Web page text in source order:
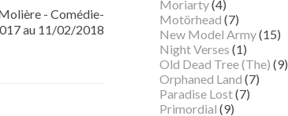
- Comédie-
au 11/02/2018
Moriarty(4)
Motörhead (7)
New Model Army(15)
Night Verses (1)
Old Dead Tree (The) (9)
Orphaned Land (7)
Paradise Lost(7)
Primordial (9)